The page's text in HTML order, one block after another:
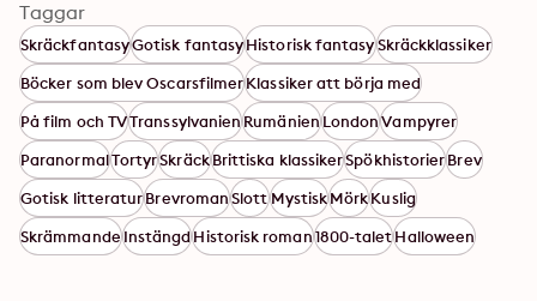
Taggar
SkräckfantasyGotisk fantasyHistorisk fantasySkräckklassiker
Böcker som blev OscarsfilmerKlassiker att börja med
På film och TVTranssylvanienRumänienLondonVampyrer
ParanormalTortyrSkräckBrittiska klassikerSpökhistorierBrev
Gotisk litteraturBrevromanSlottMystiskMörkKuslig
SkrämmandeInstängdHistorisk roman1800-taletHalloween